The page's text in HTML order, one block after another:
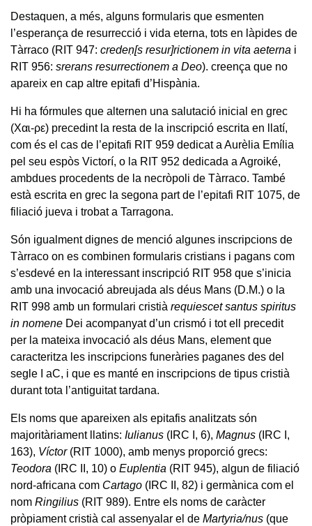
Destaquen, a més, alguns formularis que esmenten
l’esperança de resurrecció i vida eterna, tots en làpides de
Tàrraco (RIT 947: credeṇ[s resur]rictionem in vita aeterna i
RIT 956: srerans resurrectionem a Deo). creença que no
apareix en cap altre epitafi d’Hispània.
Hi ha fórmules que alternen una salutació inicial en grec
(Xαɩ-ρε) precedint la resta de la inscripció escrita en llatí,
com és el cas de l’epitafi RIT 959 dedicat a Aurèlia Emília
pel seu espòs Victorí, o la RIT 952 dedicada a Agroiké,
ambdues procedents de la necròpoli de Tàrraco. També
està escrita en grec la segona part de l’epitafi RIT 1075, de
filiació jueva i trobat a Tarragona.
Són igualment dignes de menció algunes inscripcions de
Tàrraco on es combinen formularis cristians i pagans com
s’esdevé en la interessant inscripció RIT 958 que s’inicia
amb una invocació abreujada als déus Mans (D.M.) o la
RIT 998 amb un formulari cristià requiescet santus spiritus
in nomene Dei acompanyat d’un crismó i tot ell precedit
per la mateixa invocació als déus Mans, element que
caracteritza les inscripcions funeràries paganes des del
segle I aC, i que es manté en inscripcions de tipus cristià
durant tota l’antiguitat tardana.
Els noms que apareixen als epitafis analitzats són
majoritàriament llatins: Iulianus (IRC I, 6), Magnus (IRC I,
163), Víctor(RIT 1000), amb menys proporció grecs:
Teodora (IRC II, 10) o Euplentia (RIT 945), algun de filiació
nord-africana com Cartago (IRC II, 82) i germànica com el
nom Ringilius (RIT 989). Entre els noms de caràcter
pròpiament cristià cal assenyalar el de Martyria/nus (que